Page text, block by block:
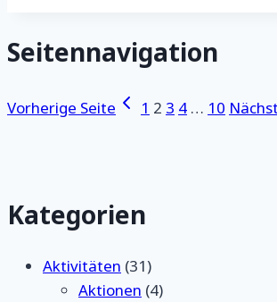
Seitennavigation
Vorherige Seite 1 2 3 4 … 10
Kategorien
Aktivitäten (31)
Aktionen (4)